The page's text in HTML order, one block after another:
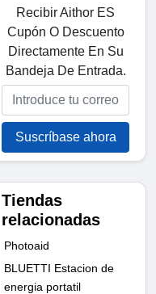
Recibir Aithor ES
Cupón O Descuento
Directamente En Su
Bandeja De Entrada.
Suscríbase ahora
Tiendas
relacionadas
Photoaid
BLUETTI Estacion de
energia portatil